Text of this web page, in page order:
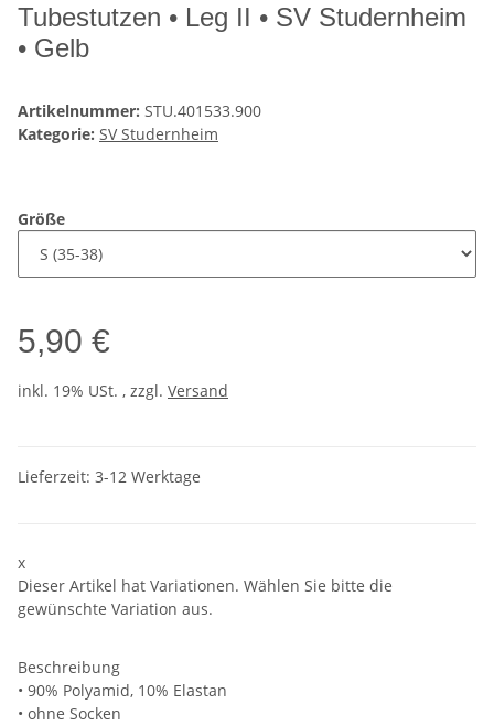
Tubestutzen • Leg II • SV Studernheim
• Gelb
Artikelnummer: STU.401533.900
Kategorie: SV Studernheim
Größe
5,90 €
inkl. 19% USt. , zzgl. Versand
Lieferzeit: 3-12 Werktage
x
Dieser Artikel hat Variationen. Wählen Sie bitte die
gewünschte Variation aus.
Beschreibung
• 90% Polyamid, 10% Elastan
• ohne Socken